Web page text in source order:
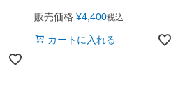
販売価格 ¥4,400税込
カートに入れる